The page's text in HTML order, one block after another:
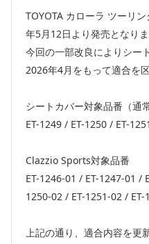
TOYOTA カローラ ツーリ
年5月12日より発売となりま
今回の一部改良によりシー
2026年4月をもって適合を
シートカバー対象品番（通
ET-1249 / ET-1250 / ET-
Clazzio Sports対象品番
ET-1246-01 / ET-1247-01 /
1250-02 / ET-1251-02 /
上記の通り、適合内容を更